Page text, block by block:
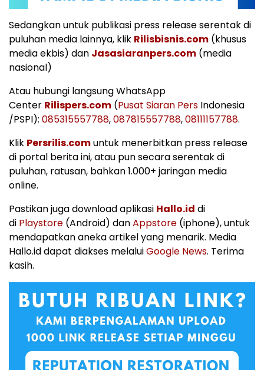
Sedangkan untuk publikasi press release serentak di
puluhan media lainnya, klik Rilisbisnis.com (khusus
media ekbis) dan Jasasiaranpers.com (media
nasional)
Atau hubungi langsung WhatsApp
Center Rilispers.com (Pusat Siaran Pers Indonesia
/PSPI): 085315557788,087815557788,08111157788.
Klik Persrilis.comuntuk menerbitkan press release
di portal berita ini, atau pun secara serentak di
puluhan, ratusan, bahkan 1.000+ jaringan media
online.
Pastikan juga download aplikasi Hallo.id di
di Playstore (Android) danAppstore (iphone), untuk
mendapatkan aneka artikel yang menarik. Media
Hallo.id dapat diakses melaluiGoogle News. Terima
kasih.